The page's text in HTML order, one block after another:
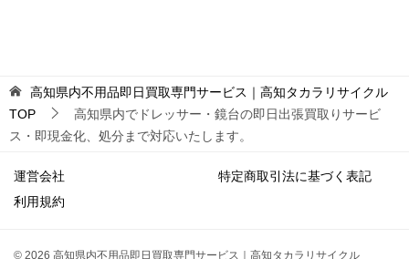
高知県内不用品即日買取専門サービス｜高知タカラリサイクル
TOP
高知県内でドレッサー・鏡台の即日出張買取りサービ
ス・即現金化、処分まで対応いたします。
運営会社
特定商取引法に基づく表記
利用規約
© 2026 高知県内不用品即日買取専門サービス｜高知タカラリサイクル